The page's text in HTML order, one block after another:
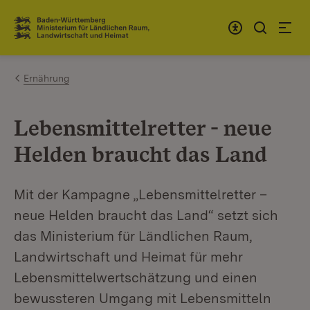
Zum Inhalt springen
Link zur Startseite
Ernährung
Lebensmittelretter - neue
Helden braucht das Land
Mit der Kampagne „Lebensmittelretter –
neue Helden braucht das Land“ setzt sich
das Ministerium für Ländlichen Raum,
Landwirtschaft und Heimat für mehr
Lebensmittelwertschätzung und einen
bewussteren Umgang mit Lebensmitteln